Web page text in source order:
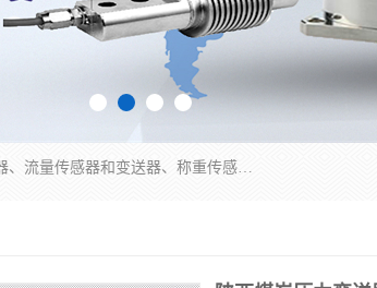
是集开发、生产和经营压力传感器和变送器、位移传感器和变送器、流量传感器和变送器、称重传感器和变送器、测力传感器和变送器、温湿度传感器和变送器、扭矩传感器、智能数显控制仪表等产品的化高新技术企业。